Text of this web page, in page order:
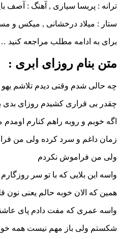
ترانه : پریسا سیاری , آهنگ : آصف
ستار : میلاد درخشانی , میکس و
برای به ادامه مطلب مراجعه کنید
متن بنام روزای ابری :
چه حالی شدم وقتی دیدم تلاشم
چقدر بی قراری کشیدم روزای بدی
اگه خوبم و روبه راهم کنارم اومدم
زمان داغم و سرد کرده ولی من
ولی من فراموش نکردم
واسه این بلایی که با تو سر
همین که الان خوبه حالم یعنی نون
واسه عمری که مفت دادم پای
شکستم ولی باز مهم نیست همه